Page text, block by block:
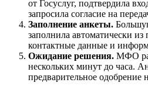
от Госуслуг, подтвердила
запросила согласие на
Заполнение анкеты.
заполнила автоматически
контактные данные и
Ожидание решения. МФО
нескольких минут до часа.
предварительное одобрение